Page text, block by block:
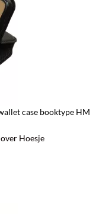
case booktype HM
Hoesje